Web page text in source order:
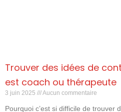
Trouver des idées de
est coach ou thérapeute
3 juin 2025 Aucun commentaire
Pourquoi c’est si difficile de trouver